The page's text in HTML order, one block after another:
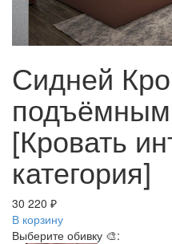
Сидней
[Кровать
категория]
30 220 ₽
В корзину
Выберите обивку 🎨: